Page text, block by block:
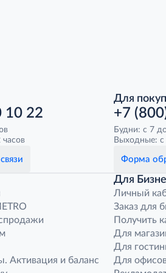
10 22
Для
+7
Будни: с 7
Выходные: с
Форма
Активация и баланс
Для
Личный
Заказ для
Получить
Для
Для
Для